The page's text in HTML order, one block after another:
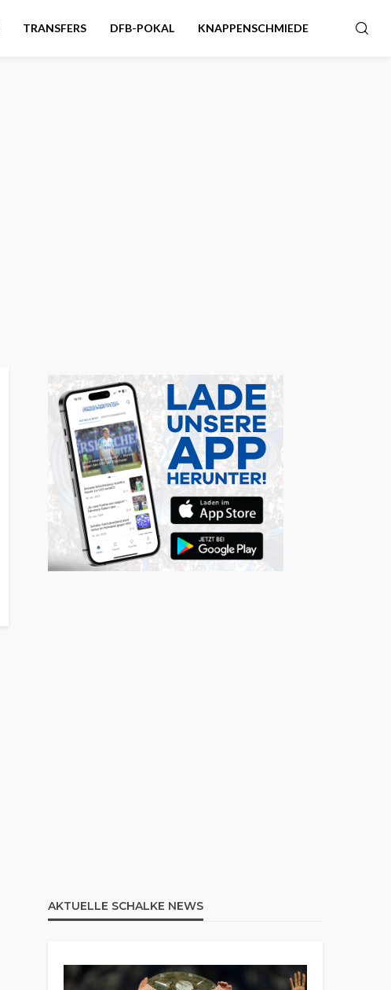
TRANSFERS DFB-POKAL KNAPPENSCHMIEDE
AKTUELLE SCHALKE NEWS